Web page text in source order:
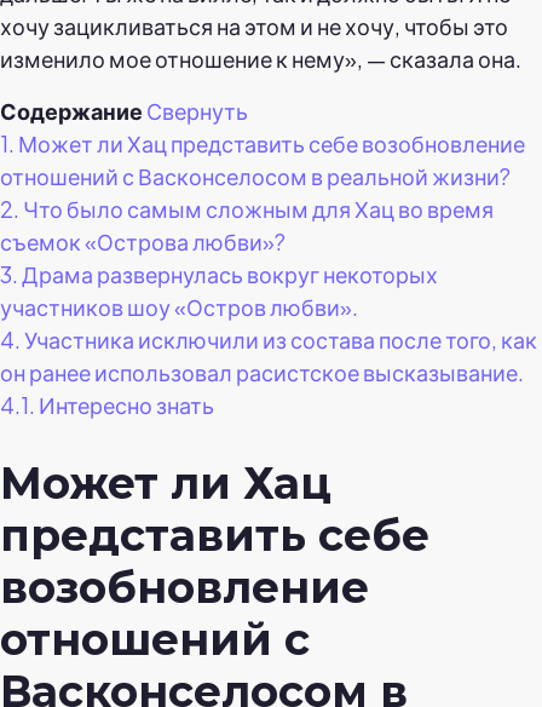
хочу зацикливаться на этом и не хочу, чтобы это
изменило мое отношение к нему», — сказала она.
Содержание Свернуть
1. Может ли Хац представить себе возобновление
отношений с Васконселосом в реальной жизни?
2. Что было самым сложным для Хац во время
съемок «Острова любви»?
3. Драма развернулась вокруг некоторых
участников шоу «Остров любви».
4. Участника исключили из состава после того, как
он ранее использовал расистское высказывание.
4.1. Интересно знать
Может ли Хац
представить себе
возобновление
отношений с
Васконселосом в